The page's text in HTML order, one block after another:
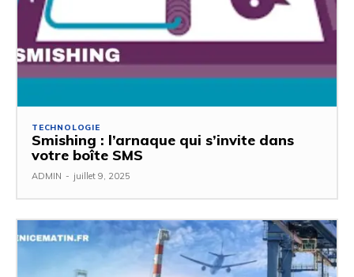
TECHNOLOGIE
Smishing : l’arnaque qui s’invite dans
votre boîte SMS
ADMIN - juillet 9, 2025